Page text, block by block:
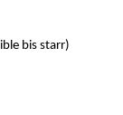
bis starr)